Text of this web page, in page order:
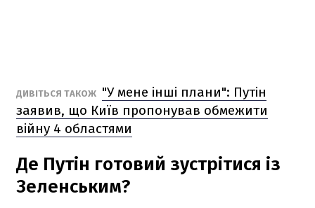
ДИВІТЬСЯ ТАКОЖ "У мене інші плани": Путін
заявив, що Київ пропонував обмежити
війну 4 областями
Де Путін готовий зустрітися із
Зеленським?